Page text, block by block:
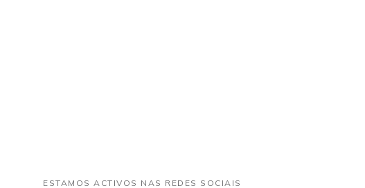
ESTAMOS ACTIVOS NAS REDES SOCIAIS